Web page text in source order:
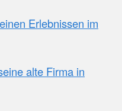
Erwachsenen
und
können.
Erlebnissen im
alte Firma in